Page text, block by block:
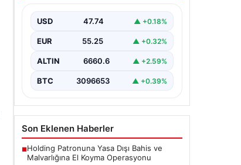
USD 47.74 ▲ +0.18%
EUR 55.25 ▲ +0.32%
ALTIN 6660.6 ▲ +2.59%
BTC 3096653 ▲ +0.39%
Son Eklenen Haberler
■Holding Patronuna Yasa Dışı Bahis ve
Malvarlığına El Koyma Operasyonu